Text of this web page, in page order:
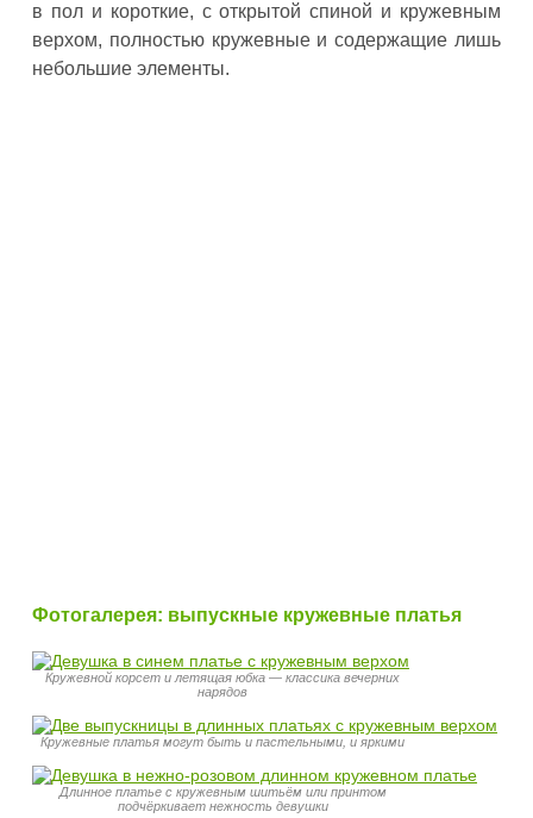
в пол и короткие, с открытой спиной и кружевным
верхом, полностью кружевные и содержащие лишь
небольшие элементы.
Фотогалерея: выпускные кружевные платья
Кружевной корсет и летящая юбка — классика вечерних
нарядов
Кружевные платья могут быть и пастельными, и яркими
Длинное платье с кружевным шитьём или принтом
подчёркивает нежность девушки